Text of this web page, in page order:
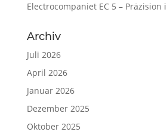
Electrocompaniet EC 5 – Präzision
Archiv
Juli 2026
April 2026
Januar 2026
Dezember 2025
Oktober 2025